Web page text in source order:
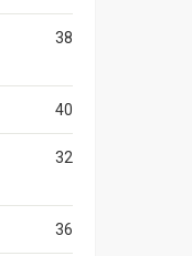
38
40
32
36